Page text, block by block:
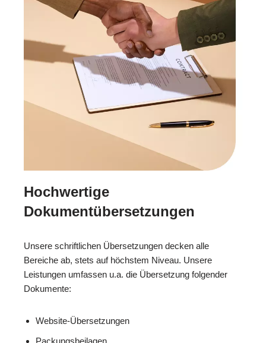
Hochwertige
Dokumentübersetzungen
Unsere schriftlichen Übersetzungen decken alle
Bereiche ab, stets auf höchstem Niveau. Unsere
Leistungen umfassen u.a. die Übersetzung folgender
Dokumente:
Website-Übersetzungen